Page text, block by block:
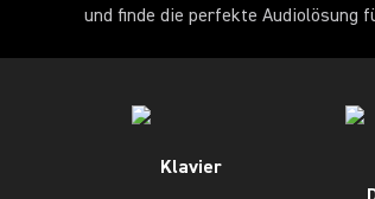
und finde die perfekte Audiolösung
Klavier